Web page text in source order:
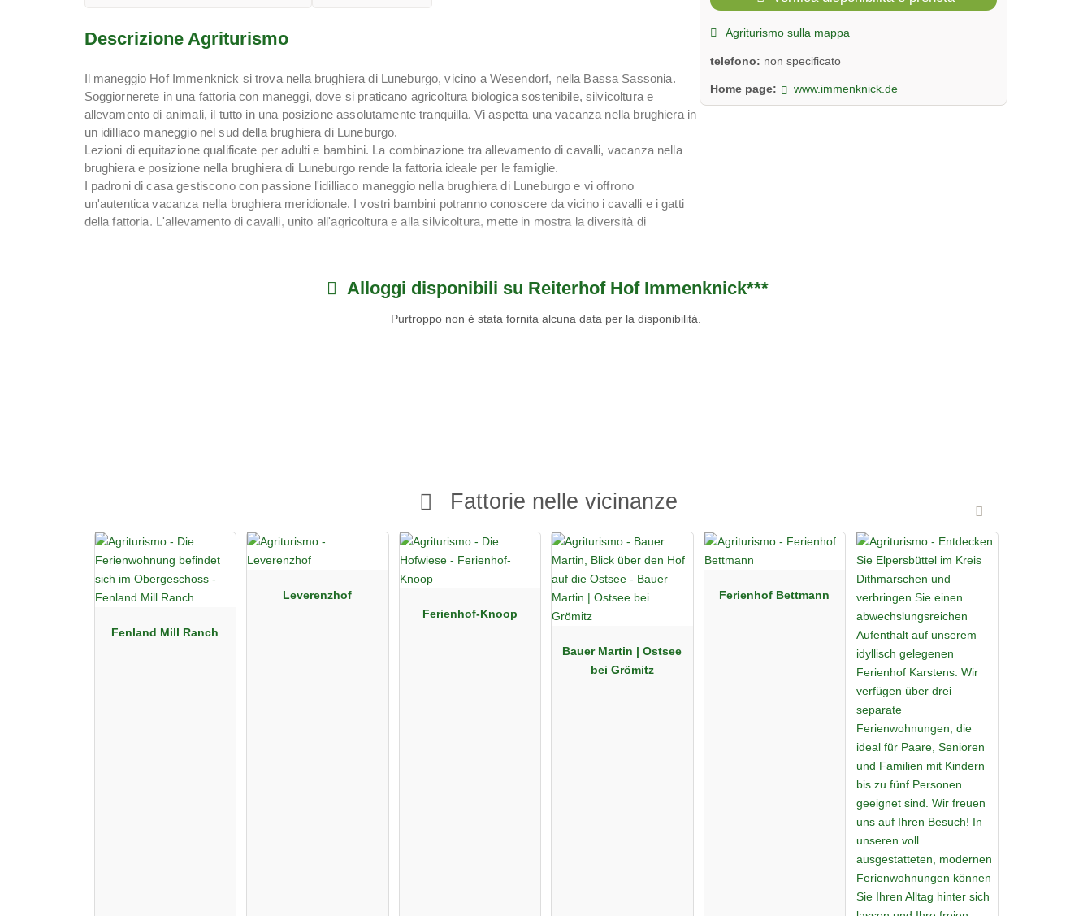
Descrizione Agriturismo
Il maneggio Hof Immenknick si trova nella brughiera di Luneburgo, vicino a Wesendorf, nella Bassa Sassonia.
Soggiornerete in una fattoria con maneggi, dove si praticano agricoltura biologica sostenibile, silvicoltura e
allevamento di animali, il tutto in una posizione assolutamente tranquilla. Vi aspetta una vacanza nella brughiera in
un idilliaco maneggio nel sud della brughiera di Luneburgo.
Lezioni di equitazione qualificate per adulti e bambini. La combinazione tra allevamento di cavalli, vacanza nella
brughiera e posizione nella brughiera di Luneburgo rende la fattoria ideale per le famiglie.
I padroni di casa gestiscono con passione l'idilliaco maneggio nella brughiera di Luneburgo e vi offrono
un'autentica vacanza nella brughiera meridionale. I vostri bambini potranno conoscere da vicino i cavalli e i gatti
della fattoria. L'allevamento di cavalli, unito all'agricoltura e alla silvicoltura, mette in mostra la diversità di
tranquilla in mezzo ai campi garantisce il massimo relax durante una vacanza nella brughiera di Luneburgo
La brughiera di Luneburgo offre esperienze tutto l'anno: passeggiate nella brughiera e passeggiate a cavallo
Agriturismo sulla mappa
telefono: non specificato
Home page: www.immenknick.de
Alloggi disponibili su Reiterhof Hof Immenknick***
Purtroppo non è stata fornita alcuna data per la disponibilità.
Fattorie nelle vicinanze
Fenland Mill Ranch
Leverenzhof
Ferienhof-Knoop
Bauer Martin | Ostsee
bei Grömitz
Ferienhof Bettmann